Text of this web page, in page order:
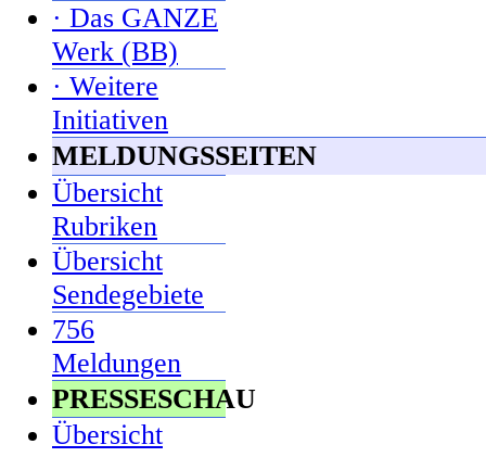
· Das GANZE
Werk (BB)
· Weitere
Initiativen
MELDUNGSSEITEN
Übersicht
Rubriken
Übersicht
Sendegebiete
756
Meldungen
PRESSESCHAU
Übersicht